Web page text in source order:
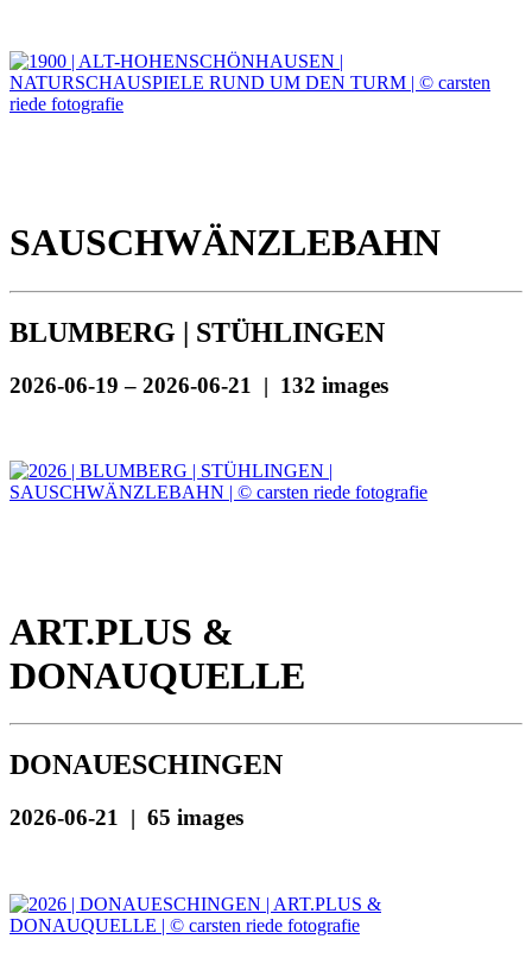
SAUSCHWÄNZLEBAHN
BLUMBERG | STÜHLINGEN
2026-06-19 – 2026-06-21 | 132 images
ART.PLUS &
DONAUQUELLE
DONAUESCHINGEN
2026-06-21 | 65 images